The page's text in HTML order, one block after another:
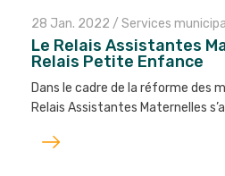
28 Jan. 2022 / Services
Le Relais Assistantes
Relais Petite Enfance
Dans le cadre de la réforme des
Relais Assistantes Maternelles
Lire
l'article